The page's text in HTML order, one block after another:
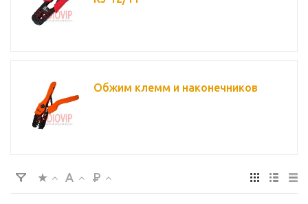
Обжим клемм и наконечников